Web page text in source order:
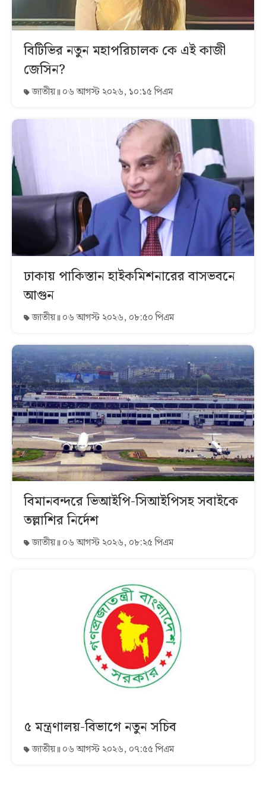
বিটিভির নতুন মহাপরিচালক কে এই কাজী
জেসিন?
জাতীয় ০৬ আগস্ট ২০২৬, ১০:১৫ পিএম
ঢাকায় পাকিস্তান হাইকমিশনারের বাসভবনে
আগুন
জাতীয় ০৬ আগস্ট ২০২৬, ০৮:৫০ পিএম
বিমানবন্দরে ভিআইপি-সিআইপিসহ সবাইকে
তল্লাশির নির্দেশ
জাতীয় ০৬ আগস্ট ২০২৬, ০৮:২৫ পিএম
৫ মন্ত্রণালয়-বিভাগে নতুন সচিব
জাতীয় ০৬ আগস্ট ২০২৬, ০৭:৫৫ পিএম